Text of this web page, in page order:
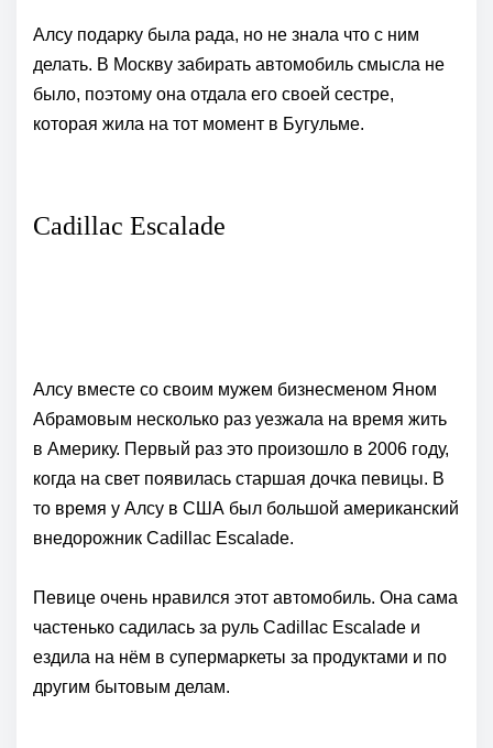
Алсу подарку была рада, но не знала что с ним
делать. В Москву забирать автомобиль смысла не
было, поэтому она отдала его своей сестре,
которая жила на тот момент в Бугульме.
Cadillac Escalade
Алсу вместе со своим мужем бизнесменом Яном
Абрамовым несколько раз уезжала на время жить
в Америку. Первый раз это произошло в 2006 году,
когда на свет появилась старшая дочка певицы. В
то время у Алсу в США был большой американский
внедорожник Cadillac Escalade.
Певице очень нравился этот автомобиль. Она сама
частенько садилась за руль Cadillac Escalade и
ездила на нём в супермаркеты за продуктами и по
другим бытовым делам.